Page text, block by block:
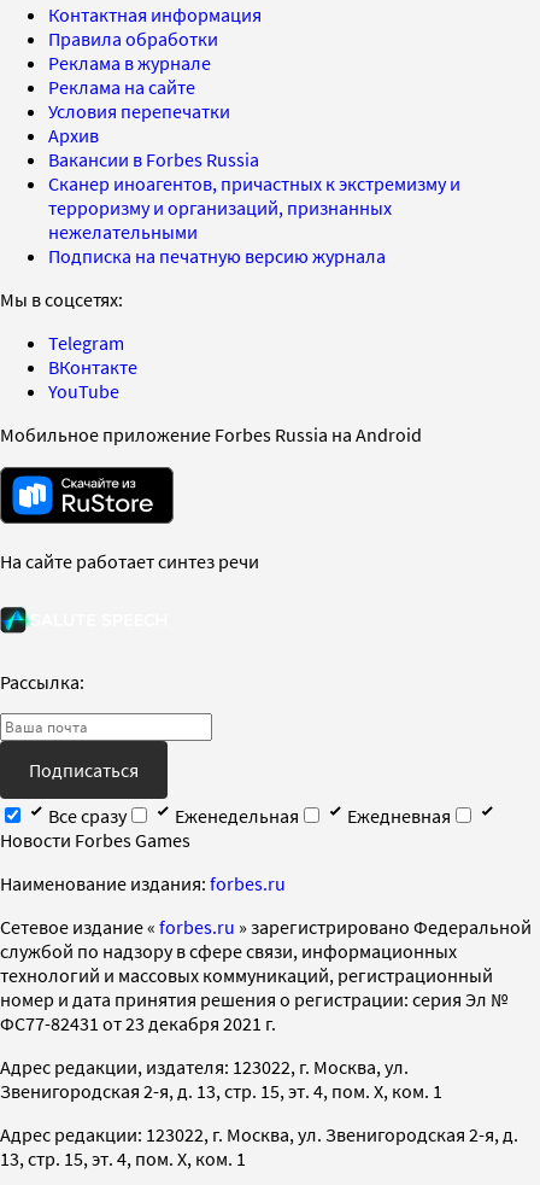
Контактная информация
Правила обработки
Реклама в журнале
Реклама на сайте
Условия перепечатки
Архив
Вакансии в Forbes Russia
Сканер иноагентов, причастных к экстремизму и
терроризму и организаций, признанных
нежелательными
Подписка на печатную версию журнала
Мы в соцсетях:
Telegram
ВКонтакте
YouTube
Мобильное приложение Forbes Russia на Android
На сайте работает синтез речи
Рассылка:
Подписаться
Все сразу
Еженедельная
Ежедневная
Новости Forbes Games
Наименование издания: forbes.ru
Cетевое издание « forbes.ru » зарегистрировано Федеральной
службой по надзору в сфере связи, информационных
технологий и массовых коммуникаций, регистрационный
номер и дата принятия решения о регистрации: серия Эл №
ФС77-82431 от 23 декабря 2021 г.
Адрес редакции, издателя: 123022, г. Москва, ул.
Звенигородская 2-я, д. 13, стр. 15, эт. 4, пом. X, ком. 1
Адрес редакции: 123022, г. Москва, ул. Звенигородская 2-я, д.
13, стр. 15, эт. 4, пом. X, ком. 1